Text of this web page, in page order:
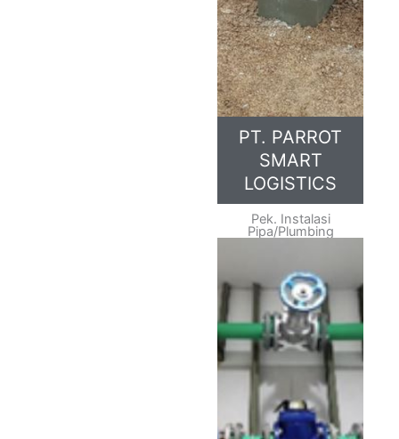
PT. PARROT
SMART
LOGISTICS
Pek. Instalasi
Pipa/Plumbing